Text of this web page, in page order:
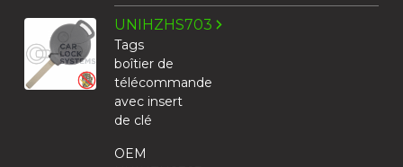
UNIHZHS703
Tags
boîtier de
télécommande
avec insert
de clé
OEM